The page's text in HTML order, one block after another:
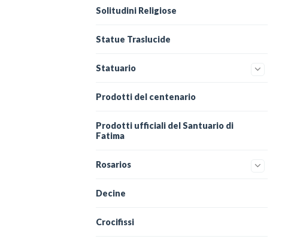
Solitudini Religiose
Statue Traslucide
Statuario
Prodotti del centenario
Prodotti ufficiali del Santuario di
Fatima
Rosarios
Decine
Crocifissi